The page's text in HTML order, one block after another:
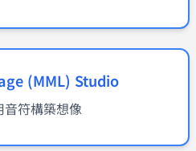
(MML) Studio
音符構築想像